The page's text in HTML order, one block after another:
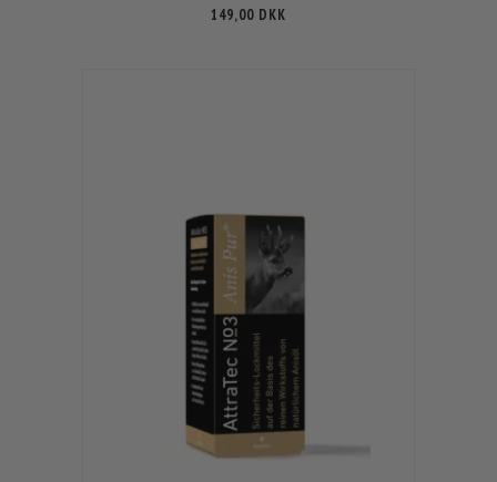
149,00 DKK